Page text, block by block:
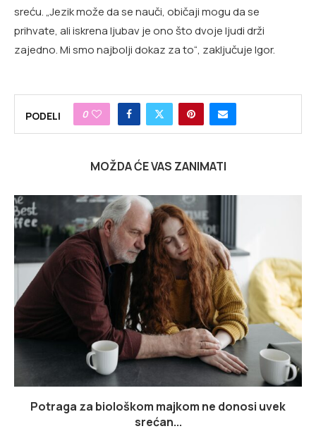
sreću. „Jezik može da se nauči, običaji mogu da se
prihvate, ali iskrena ljubav je ono što dvoje ljudi drži
zajedno. Mi smo najbolji dokaz za to“, zaključuje Igor.
PODELI 0
MOŽDA ĆE VAS ZANIMATI
Potraga za biološkom majkom ne donosi uvek
srećan...